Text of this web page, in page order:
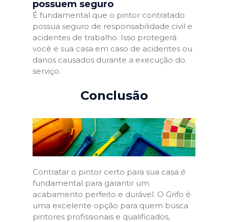
possuem seguro
É fundamental que o pintor contratado
possua seguro de responsabilidade civil e
acidentes de trabalho. Isso protegerá
você e sua casa em caso de acidentes ou
danos causados durante a execução do
serviço.
Conclusão
Contratar o pintor certo para sua casa é
fundamental para garantir um
acabamento perfeito e durável. O Grifo é
uma excelente opção para quem busca
pintores profissionais e qualificados,